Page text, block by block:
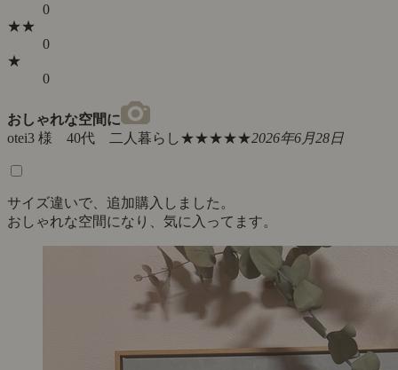
0
★★
0
★
0
おしゃれな空間に
otei3 様 40代 二人暮らし★★★★★2026年6月28日
サイズ違いで、追加購入しました。
おしゃれな空間になり、気に入ってます。